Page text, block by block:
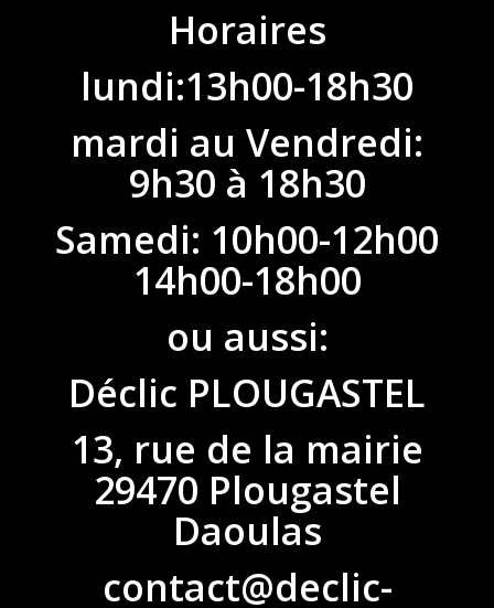
Horaires
lundi:13h00-18h30
mardi au Vendredi:
9h30 à 18h30
Samedi: 10h00-12h00
14h00-18h00
ou aussi:
Déclic PLOUGASTEL
13, rue de la mairie
29470 Plougastel
Daoulas
contact@declic-